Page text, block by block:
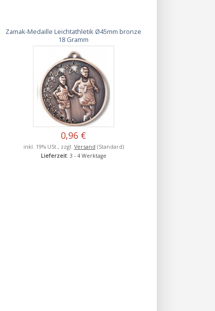
Zamak-Medaille Leichtathletik Ø45mm bronze
18 Gramm
0,96 €
inkl. 19% USt., zzgl. Versand (Standard)
Lieferzeit: 3 - 4 Werktage